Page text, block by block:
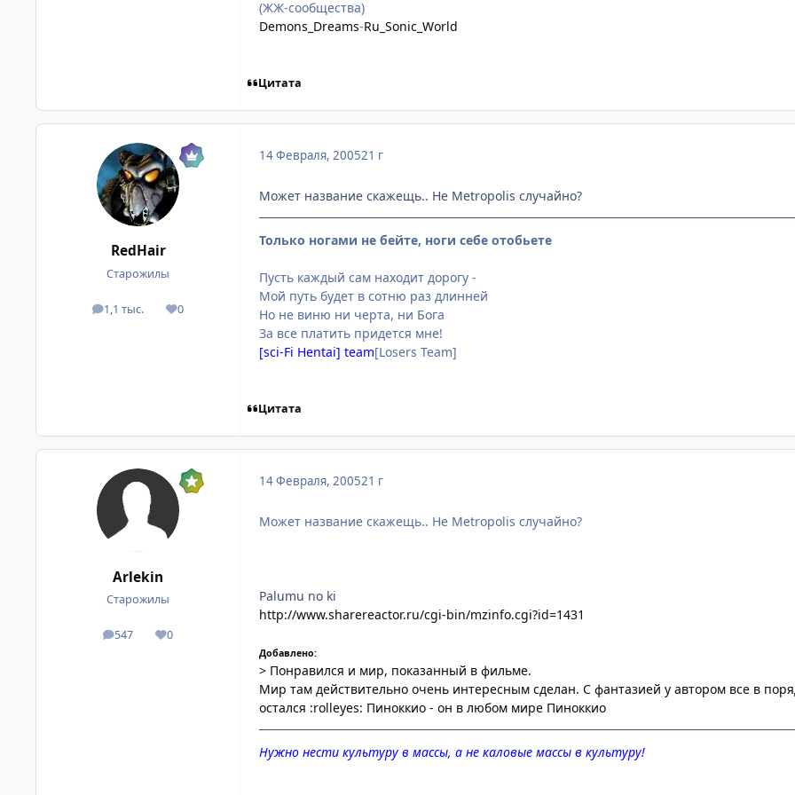
(ЖЖ-сообщества)
Demons_Dreams-Ru_Sonic_World
Цитата
RedHair
Старожилы
1,1 тыс.
посты 0
Репутация
14 Февраля, 200521 г
Может название скажещь.. Не Metropolis случайно?
Только ногами не бейте, ноги себе отобьете
Пусть каждый сам находит дорогу -
Мой путь будет в сотню раз длинней
Но не виню ни черта, ни Бога
За все платить придется мне!
[sci-Fi Hentai] team[Losers Team]
Цитата
Arlekin
Старожилы
547
посты 0
Репутация
14 Февраля, 200521 г
Может название скажещь.. Не Metropolis случайно?
Palumu no ki
http://www.sharereactor.ru/cgi-bin/mzinfo.cgi?id=1431
Добавлено:
> Понравился и мир, показанный в фильме.
Мир там действительно очень интересным сделан. С фантазией у автором все в
остался :rolleyes: Пиноккио - он в любом мире Пиноккио
Нужно нести культуру в массы, а не каловые массы в культуру!